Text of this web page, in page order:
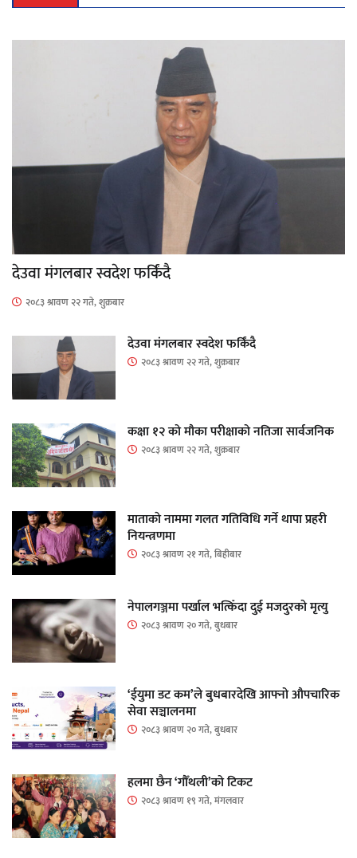
देउवा मंगलबार स्वदेश फर्किंदै
२०८३ श्रावण २२ गते, शुक्रबार
देउवा मंगलबार स्वदेश फर्किंदै
२०८३ श्रावण २२ गते, शुक्रबार
कक्षा १२ को मौका परीक्षाको नतिजा सार्वजनिक
२०८३ श्रावण २२ गते, शुक्रबार
माताकाे नाममा गलत गतिविधि गर्ने थापा प्रहरी
नियन्त्रणमा
२०८३ श्रावण २१ गते, बिहीबार
नेपालगञ्जमा पर्खाल भत्किँदा दुई मजदुरको मृत्यु
२०८३ श्रावण २० गते, बुधबार
‘ईयुमा डट कम’ले बुधबारदेखि आफ्नो औपचारिक
सेवा सञ्चालनमा
२०८३ श्रावण २० गते, बुधबार
हलमा छैन ‘गौँथली’को टिकट
२०८३ श्रावण १९ गते, मंगलवार